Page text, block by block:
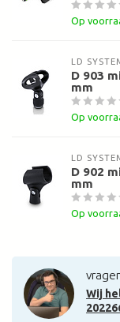
Op
LD
D 903
mm
Op
LD
D 902
mm
Op
Wij